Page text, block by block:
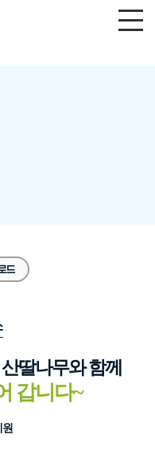
드
딸나무와 함께
갑니다~
원